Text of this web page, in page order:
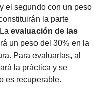
el segundo con un peso
la parte
Laevaluación de las
un peso del 30% en la
Para evaluarlas, al
la práctica y se
es recuperable.